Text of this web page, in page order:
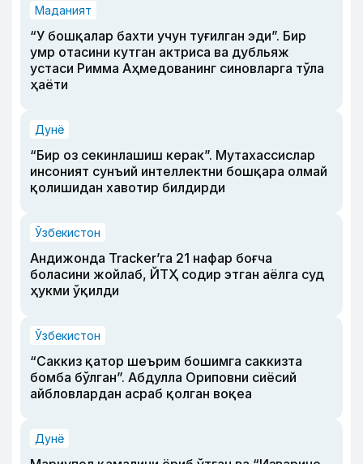
Маданият
“У бошқалар бахти учун туғилган эди”. Бир
умр отасини кутган актриса ва дубльяж
устаси Римма Аҳмедованинг синовларга тўла
ҳаёти
Дунё
“Бир оз секинлашиш керак”. Мутахассислар
инсоният сунъий интеллектни бошқара олмай
қолишидан хавотир билдирди
Ўзбекистон
Андижонда Tracker’га 21 нафар боғча
боласини жойлаб, ЙТҲ содир этган аёлга суд
ҳукми ўқилди
Ўзбекистон
“Саккиз қатор шеърим бошимга саккизта
бомба бўлган”. Абдулла Ориповни сиёсий
айбловлардан асраб қолган воқеа
Дунё